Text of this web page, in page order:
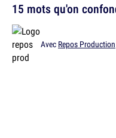
15 mots qu'on
Avec Repos Production